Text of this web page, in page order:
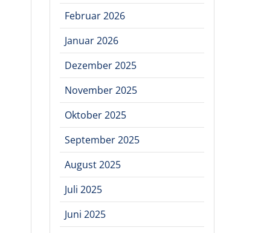
Februar 2026
Januar 2026
Dezember 2025
November 2025
Oktober 2025
September 2025
August 2025
Juli 2025
Juni 2025